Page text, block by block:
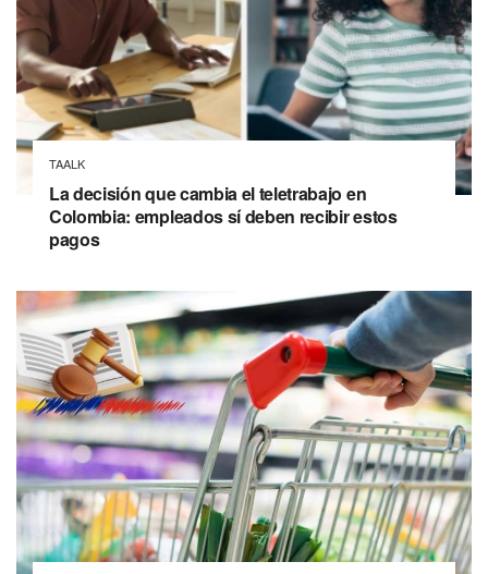
TAALK
La decisión que cambia el teletrabajo en
Colombia: empleados sí deben recibir estos
pagos